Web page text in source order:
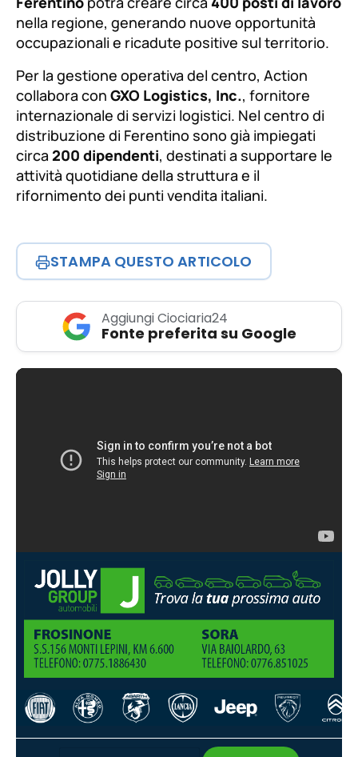
nella regione, generando nuove opportunità
occupazionali e ricadute positive sul territorio.
Per la gestione operativa del centro, Action
collabora con GXO Logistics, Inc., fornitore
internazionale di servizi logistici. Nel centro di
distribuzione di Ferentino sono già impiegati
circa 200 dipendenti, destinati a supportare le
attività quotidiane della struttura e il
rifornimento dei punti vendita italiani.
STAMPA QUESTO ARTICOLO
Aggiungi Ciociaria24
Fonte preferita su Google